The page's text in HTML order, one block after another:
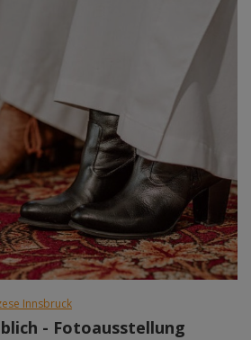
Innsbruck
- Fotoausstellung